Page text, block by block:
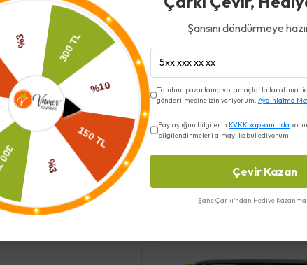
Şansını döndürmeye
Tanıtım, pazarlama vb. amaçlarla tarafıma
gönderilmesine izin veriyorum. Aydınlatma
Paylaştığım bilgilerin KVKK kapsamında
bilgilendirmeleri almayı kabul ediyorum.
Çevir Kazan
Şans Çarkı'ndan Hediye Kazanma